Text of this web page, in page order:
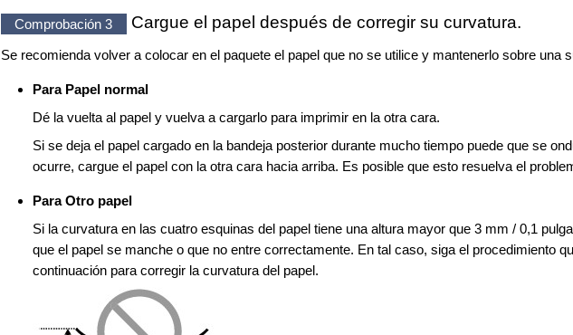
Comprobación 3 Cargue el papel después de corregir su curvatura.
Se recomienda volver a colocar en el paquete el papel que no se utilice y mantenerlo sobre una
Para Papel normal
Dé la vuelta al papel y vuelva a cargarlo para imprimir en la otra cara.
Si se deja el papel cargado en la bandeja posteriordurante mucho tiempo puede que se
ocurre, cargue el papel con la otra cara hacia arriba. Es posible que esto resuelva el
Para Otro papel
Si la curvatura en las cuatro esquinas del papel tiene una altura mayor que 3 mm / 0,1
que el papel se manche o que no entre correctamente. En tal caso, siga el procedimiento
continuación para corregir la curvatura del papel.